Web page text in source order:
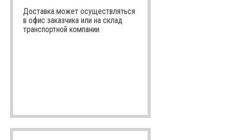
Доставка может осуществляться
в офис заказчика или на склад
транспортной компании